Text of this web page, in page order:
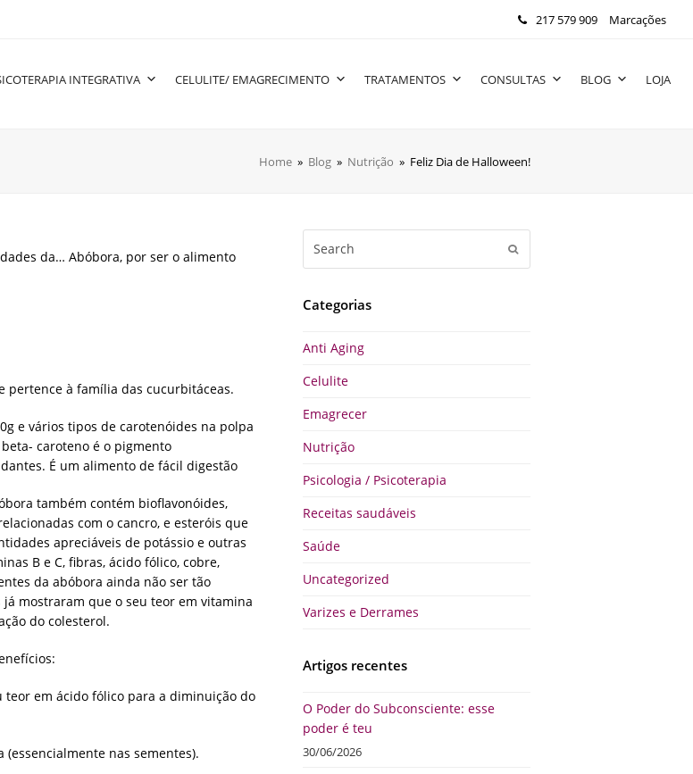
217 579 909 Marcações
INTEGRATIVA CELULITE/ EMAGRECIMENTO TRATAMENTOS CONSULTAS BLOG LOJA
Home » Blog » Nutrição » Feliz Dia de Halloween!
Categorias
Anti Aging
Celulite
Emagrecer
Nutrição
Psicologia / Psicoterapia
Receitas saudáveis
Saúde
Uncategorized
Varizes e Derrames
Artigos recentes
O Poder do Subconsciente: esse
poder é teu
30/06/2026
da… Abóbora, por ser o alimento
pertence à família das cucurbitáceas.
e vários tipos de carotenóides na polpa
caroteno é o pigmento
É um alimento de fácil digestão
também contém bioflavonóides,
com o cancro, e esteróis que
apreciáveis de potássio e outras
B e C, fibras, ácido fólico, cobre,
da abóbora ainda não ser tão
mostraram que o seu teor em vitamina
do colesterol.
teor em ácido fólico para a diminuição do
nas sementes).